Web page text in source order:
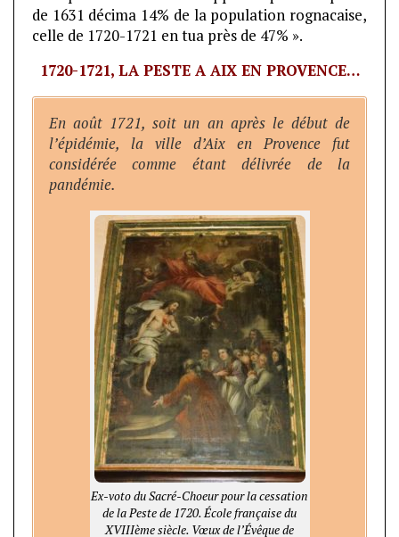
de 1631 décima 14% de la population rognacaise,
celle de 1720-1721 en tua près de 47% ».
1720-1721, LA PESTE A AIX EN PROVENCE…
En août 1721, soit un an après le début de
l’épidémie, la ville d’Aix en Provence fut
considérée comme étant délivrée de la
pandémie.
Ex-voto du Sacré-Choeur pour la cessation
de la Peste de 1720. École française du
XVIIIème siècle. Vœux de l’Évêque de